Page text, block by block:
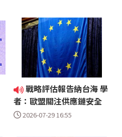
戰略評估報告納台海 學
者：歐盟關注供應鏈安全
2026-07-29 16:55